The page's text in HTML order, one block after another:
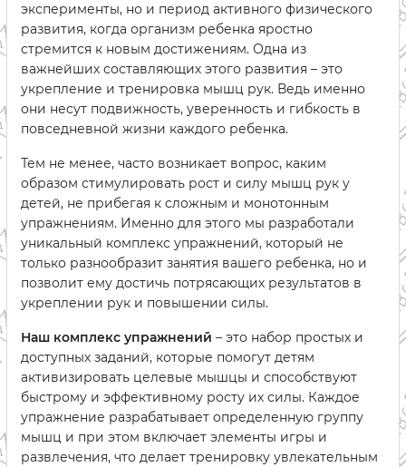
эксперименты, но и период активного физического
развития, когда организм ребенка яростно
стремится к новым достижениям. Одна из
важнейших составляющих этого развития – это
укрепление и тренировка мышц рук. Ведь именно
они несут подвижность, уверенность и гибкость в
повседневной жизни каждого ребенка.
Тем не менее, часто возникает вопрос, каким
образом стимулировать рост и силу мышц рук у
детей, не прибегая к сложным и монотонным
упражнениям. Именно для этого мы разработали
уникальный комплекс упражнений, который не
только разнообразит занятия вашего ребенка, но и
позволит ему достичь потрясающих результатов в
укреплении рук и повышении силы.
Наш комплекс упражнений – это набор простых и
доступных заданий, которые помогут детям
активизировать целевые мышцы и способствуют
быстрому и эффективному росту их силы. Каждое
упражнение разрабатывает определенную группу
мышц и при этом включает элементы игры и
развлечения, что делает тренировку увлекательным